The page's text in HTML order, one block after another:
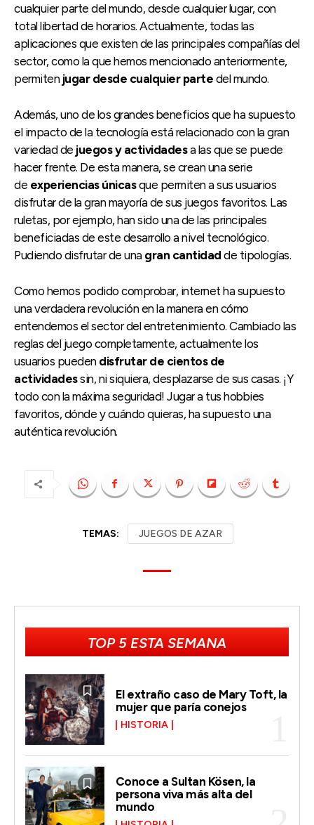
cualquier parte del mundo, desde cualquier lugar, con
total libertad de horarios. Actualmente, todas las
aplicaciones que existen de las principales compañías del
sector, como la que hemos mencionado anteriormente,
permiten jugar desde cualquier parte del mundo.
Además, uno de los grandes beneficios que ha supuesto
el impacto de la tecnología está relacionado con la gran
variedad de juegos y actividadesa las que se puede
hacer frente. De esta manera, se crean una serie
de experiencias únicasque permiten a sus usuarios
disfrutar de la gran mayoría de sus juegos favoritos. Las
ruletas, por ejemplo, han sido una de las principales
beneficiadas de este desarrollo a nivel tecnológico.
Pudiendo disfrutar de una gran cantidad de tipologías.
Como hemos podido comprobar, internet ha supuesto
una verdadera revolución en la manera en cómo
entendemos el sector del entretenimiento. Cambiado las
reglas del juego completamente, actualmente los
usuarios pueden disfrutar de cientos de
actividadessin, ni siquiera, desplazarse de sus casas. ¡Y
todo con la máxima seguridad! Jugar a tus hobbies
favoritos, dónde y cuándo quieras, ha supuesto una
auténtica revolución.
TEMAS: JUEGOS DE AZAR
TOP 5 ESTA SEMANA
El extraño caso de Mary Toft, la
mujer que paría conejos
HISTORIA
Conoce a Sultan Kösen, la
persona viva más alta del
mundo